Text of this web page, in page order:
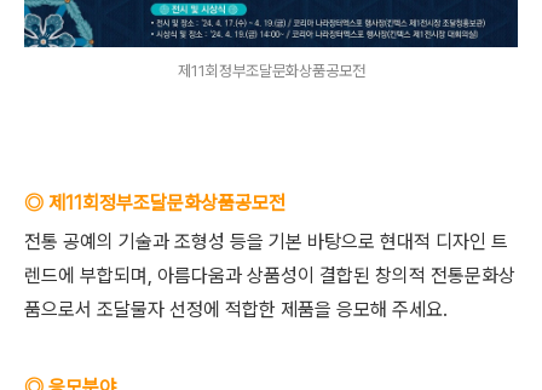
제11회정부조달문화상품공모전
◎ 제11회정부조달문화상품공모전
전통 공예의 기술과 조형성 등을 기본 바탕으로 현대적 디자인 트
렌드에 부합되며, 아름다움과 상품성이 결합된 창의적 전통문화상
품으로서 조달물자 선정에 적합한 제품을 응모해 주세요.